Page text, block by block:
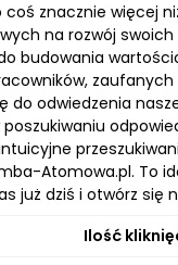
znacznie więcej
na rozwój
budowania
do odwiedzenia
Atomowa.pl. To
już dziś i otwórz się
Ilość